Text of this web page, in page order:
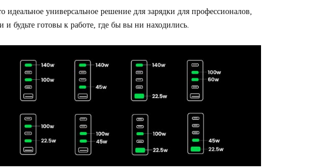
универсальное решение для зарядки для профессионалов,
и будьте готовы к работе, где бы вы ни находились.